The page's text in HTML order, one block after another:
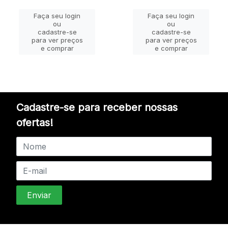
Faça seu login
ou
cadastre-se
para ver preços
e comprar
Faça seu login
ou
cadastre-se
para ver preços
e comprar
Cadastre-se para receber nossas
ofertas!